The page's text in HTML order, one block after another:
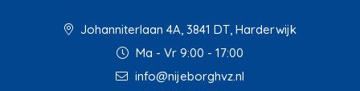
Johanniterlaan 4A, 3841 DT, Harderwijk
Ma - Vr 9:00 - 17:00
info@nijeborghvz.nl